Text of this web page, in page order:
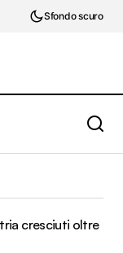
Sfondo scuro
le
cresciuti oltre